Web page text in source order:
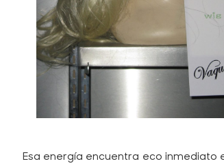
Esa energía encuentra eco inmediato